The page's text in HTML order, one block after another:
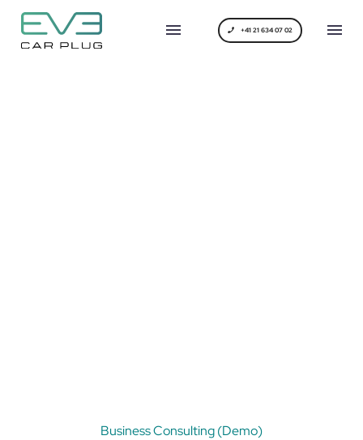
+41 21 634 07 02
Business Consulting (Demo)